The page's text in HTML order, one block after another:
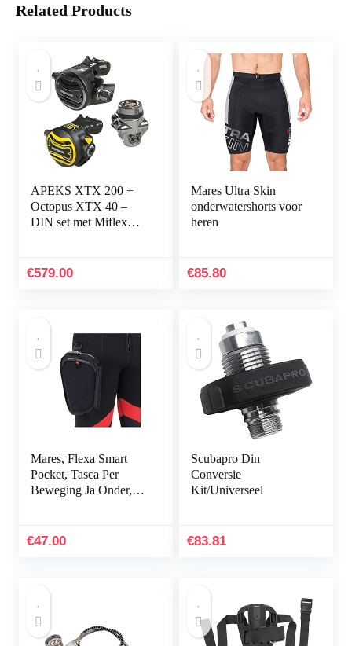
Related Products
APEKS XTX 200 +
Octopus XTX 40 –
DIN set met Miflex
€579.00
Mares Ultra Skin
onderwatershorts voor
heren
€85.80
Mares, Flexa Smart
Pocket, Tasca Per
Beweging Ja Onder,
€47.00
Scubapro Din
Conversie
Kit/Universeel
€83.81